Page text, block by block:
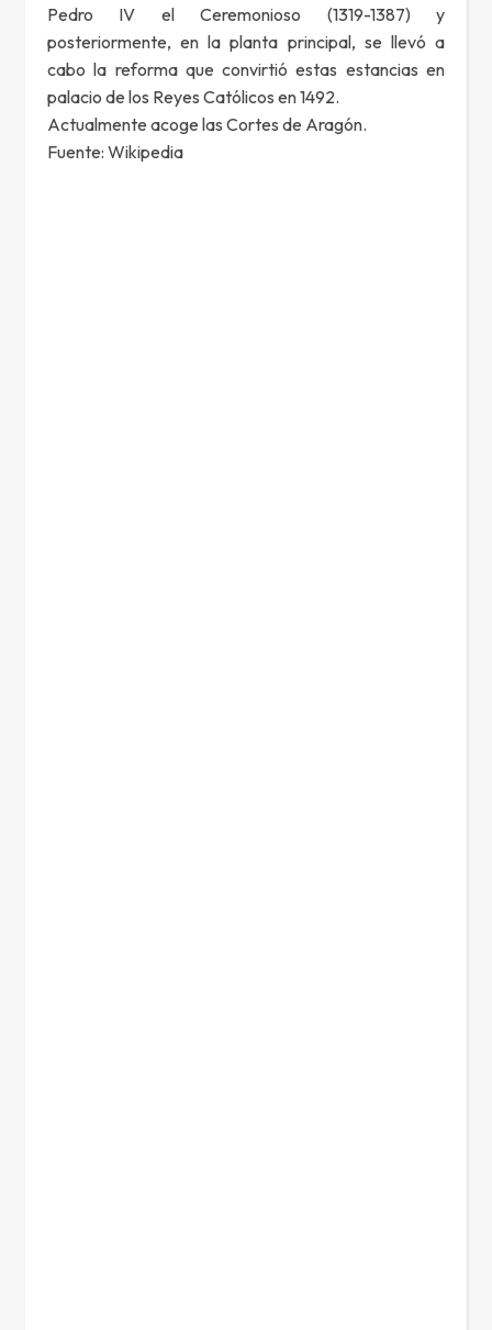
Pedro IV el Ceremonioso (1319-1387) y
posteriormente, en la planta principal, se llevó a
cabo la reforma que convirtió estas estancias en
palacio de los Reyes Católicos en 1492.
Actualmente acoge las Cortes de Aragón.
Fuente: Wikipedia